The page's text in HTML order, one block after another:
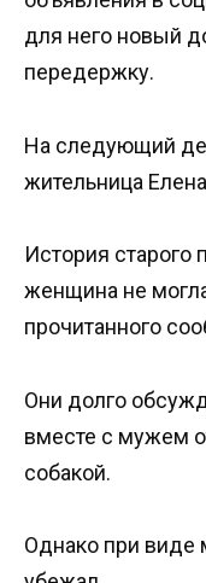
для него новый
передержку.
На следующий
жительница
История старого
женщина не
прочитанного
Они долго
вместе с мужем
собакой.
Однако при виде